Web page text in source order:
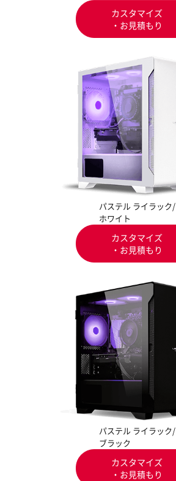
カスタマイズ
・お見積もり
パステル ライラック/
ホワイト
カスタマイズ
・お見積もり
パステル ライラック/
ブラック
カスタマイズ
・お見積もり